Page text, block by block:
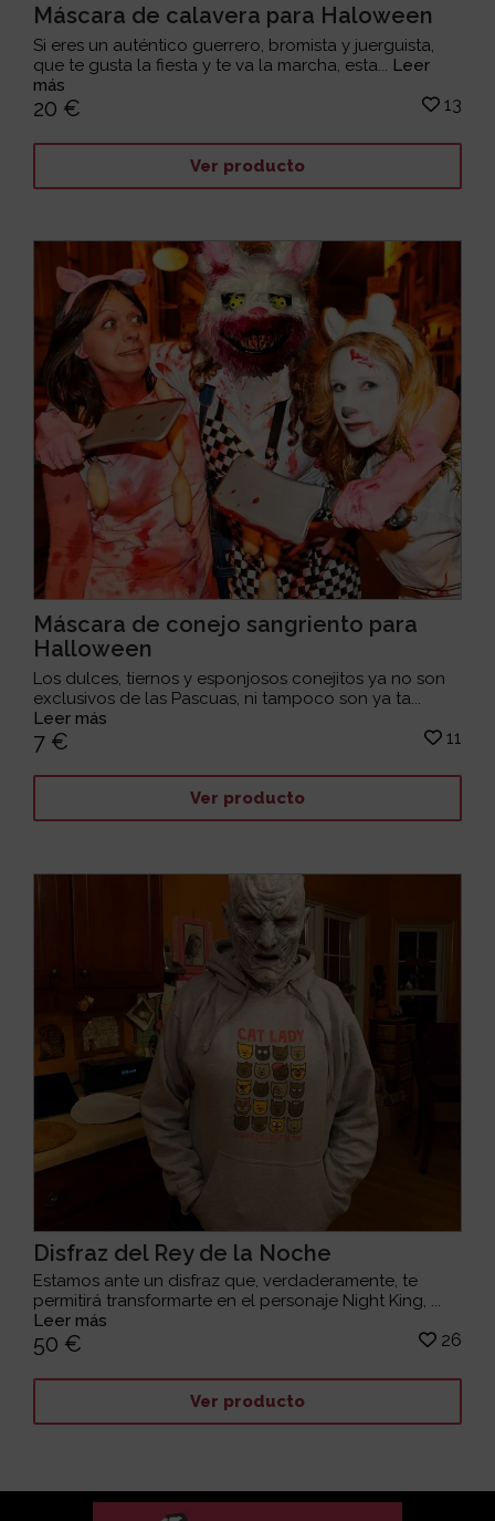
Máscara de calavera para Haloween
Si eres un auténtico guerrero, bromista y juerguista,
que te gusta la fiesta y te va la marcha, esta... Leer
más
20 € 13
Ver producto
Máscara de conejo sangriento para
Halloween
Los dulces, tiernos y esponjosos conejitos ya no son
exclusivos de las Pascuas, ni tampoco son ya ta...
Leer más
7 € 11
Ver producto
Disfraz del Rey de la Noche
Estamos ante un disfraz que, verdaderamente, te
permitirá transformarte en el personaje Night King, ...
Leer más
50 € 26
Ver producto